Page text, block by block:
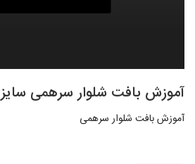
آموزش بافت شلوار سرهمی سایز9تا12 ماه
آموزش بافت شلوار سرهمی